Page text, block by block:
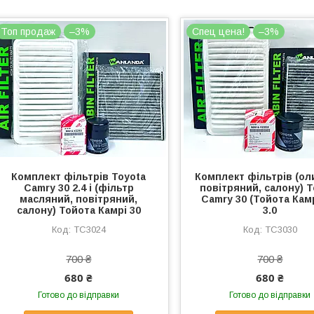
Топ продаж –3%
Комплект фільтрів Toyota
Camry 30 2.4 i (фільтр
масляний, повітряний,
салону) Тойота Камрі 30
TC3024
700 ₴
680 ₴
Готово до відправки
Спец цена! –3%
Комплект фільтрів
повітряний, салону)
Camry 30 (Тойота
3.0
TC3030
700 ₴
680 ₴
Готово до відправки